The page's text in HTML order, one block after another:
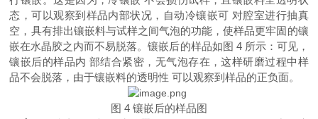
态，可以观察到样品内部状况，自动冷镶嵌可 对腔室进行抽真
空，具有排出镶嵌料与试样之间气泡的功能，使样品更牢固的镶
嵌在水晶胶之内而不易脱落。镶嵌后的样品如图 4 所示：可见，
镶嵌后的样品内 部结合紧密，无气泡存在，这样研磨过程中样
品不会脱落，由于镶嵌料的透明性 可以观察到样品的正负面。
图 4 镶嵌后的样品图